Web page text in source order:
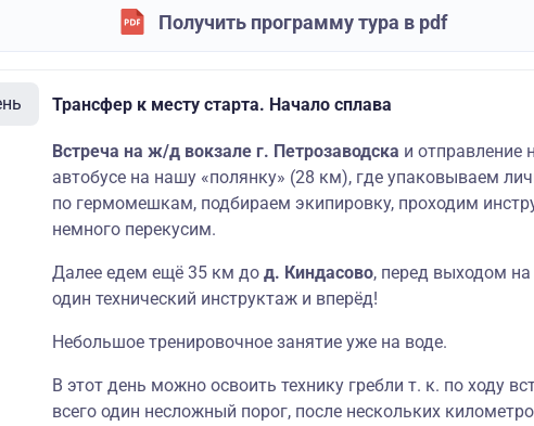
Получить программу тура в pdf
Трансфер к месту старта. Начало сплава
Встреча на ж/д вокзале г. Петрозаводска и отправление
автобусе на нашу «полянку» (28 км), где упаковываем
по гермомешкам, подбираем экипировку, проходим
немного перекусим.
Далее едем ещё 35 км до д. Киндасово, перед выходом
один технический инструктаж и вперёд!
Небольшое тренировочное занятие уже на воде.
В этот день можно освоить технику гребли т. к. по ходу
всего один несложный порог, после нескольких